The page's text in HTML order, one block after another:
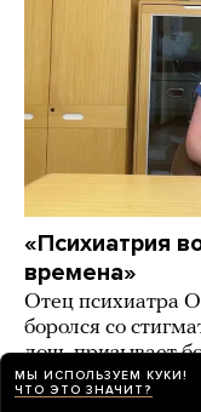
«Психиатрия
времена»
Отец психиатра
боролся со
дочь призывает
МЫ ИСПОЛЬЗУЕМ КУКИ!
ЧТО ЭТО ЗНАЧИТ?